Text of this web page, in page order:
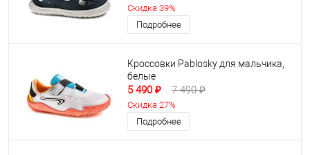
Скидка 39%
Подробнее
Кроссовки Pablosky для мальчика,
белые
5 490 ₽ 7 490 ₽
Скидка 27%
Подробнее